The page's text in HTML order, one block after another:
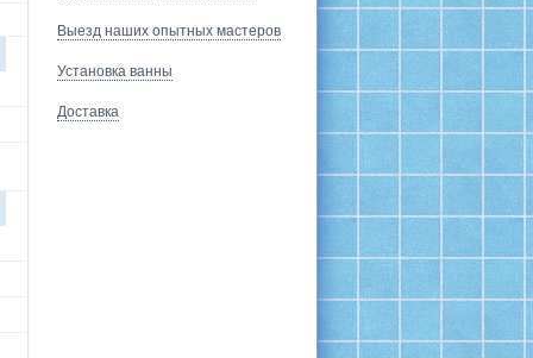
Выезд наших опытных мастеров
Установка ванны
Доставка